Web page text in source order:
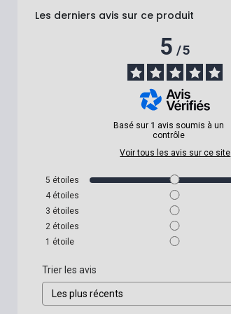
Les derniers avis sur ce produit
5/5
Basé sur 1 avis soumis à un
contrôle
Voir tous les avis sur ce site
5 étoiles
4 étoiles
3 étoiles
2 étoiles
1 étoile
Trier les avis